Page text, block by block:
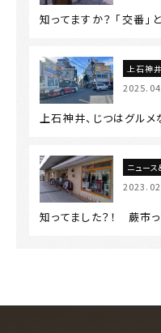
知ってますか？ 「交番」
上石神井
上石神井、じつはグルメ
ニュー
知ってました？！ 蕨市